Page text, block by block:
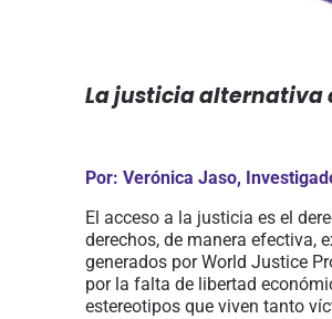
La justicia alternativa
Por: Verónica Jaso,
El acceso a la justicia es el
derechos, de manera efectiva,
generados por World Justice
por la falta de libertad
estereotipos que viven tanto